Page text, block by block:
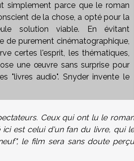
simplement parce que le roman
de la chose, a opté pour la
solution viable. En évitant
de purement cinématographique,
certes l'esprit, les thématiques,
une œuvre sans surprise pour
"livres audio". Snyder invente le
Ceux qui ont lu le roman
est celui d'un fan du livre, qui le
le film sera sans doute perçu